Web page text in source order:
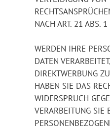
NACH ART. 21 ABS. 1
WERDEN IHRE
DATEN
DIREKTWERBUNG
HABEN SIE DAS
WIDERSPRUCH
VERARBEITUNG SIE